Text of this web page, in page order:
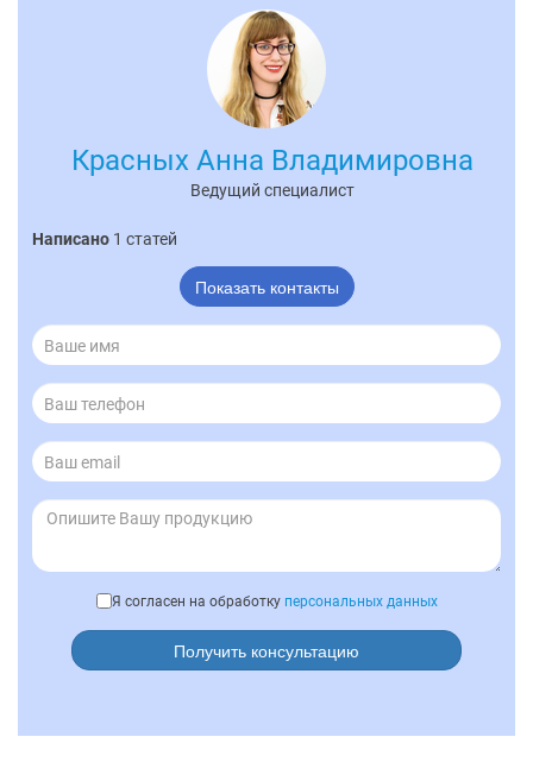
Красных Анна Владимировна
Ведущий специалист
Написано 1 статей
Показать контакты
Я согласен на обработку персональных данных
Получить консультацию